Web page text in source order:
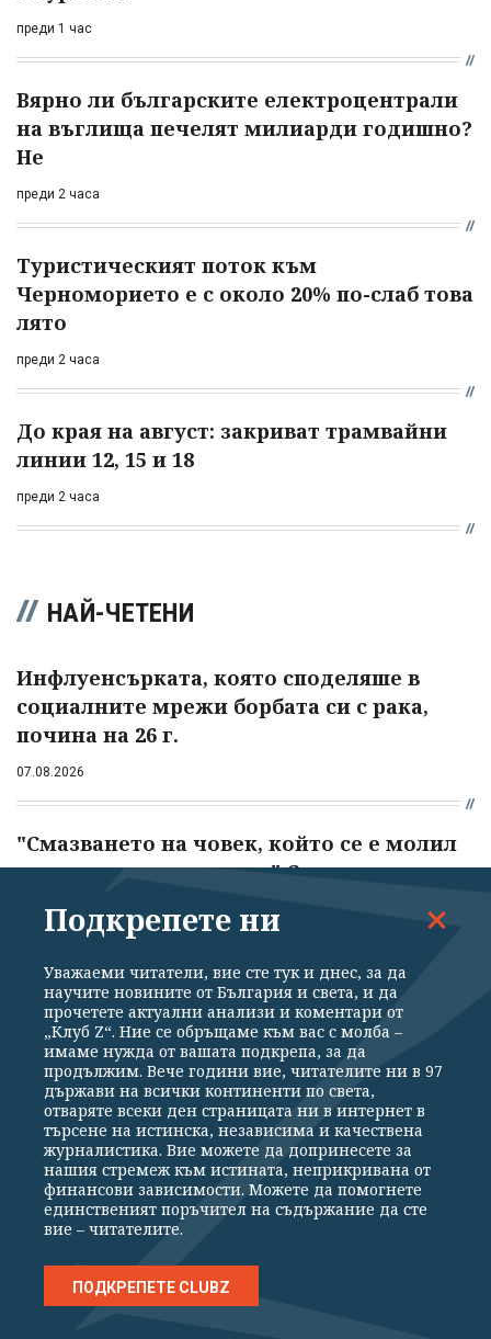
преди 1 час
Вярно ли българските електроцентрали
на въглища печелят милиарди годишно?
Не
преди 2 часа
Туристическият поток към
Черноморието е с около 20% по-слаб това
лято
преди 2 часа
До края на август: закриват трамвайни
линии 12, 15 и 18
преди 2 часа
НАЙ-ЧЕТЕНИ
Инфлуенсърката, която споделяше в
социалните мрежи борбата си с рака,
почина на 26 г.
07.08.2026
"Смазването на човек, който се е молил
и не е получил милост." Съдът остави в
Пловдив
07.08.2026
75-годишен дилър продава суперчист
кокаин
07.08.2026
Футболен национал е убит с павета в
Уганда
07.08.2026
Как България печели от кризата по
Подкрепете ни
Уважаеми читатели, вие сте тук и днес, за да
научите новините от България и света, и да
прочетете актуални анализи и коментари от
„Клуб Z“. Ние се обръщаме към вас с молба –
имаме нужда от вашата подкрепа, за да
продължим. Вече години вие, читателите ни в 97
държави на всички континенти по света,
отваряте всеки ден страницата ни в интернет в
търсене на истинска, независима и качествена
журналистика. Вие можете да допринесете за
нашия стремеж към истината, неприкривана от
финансови зависимости. Можете да помогнете
единственият поръчител на съдържание да сте
вие – читателите.
ПОДКРЕПЕТЕ CLUBZ